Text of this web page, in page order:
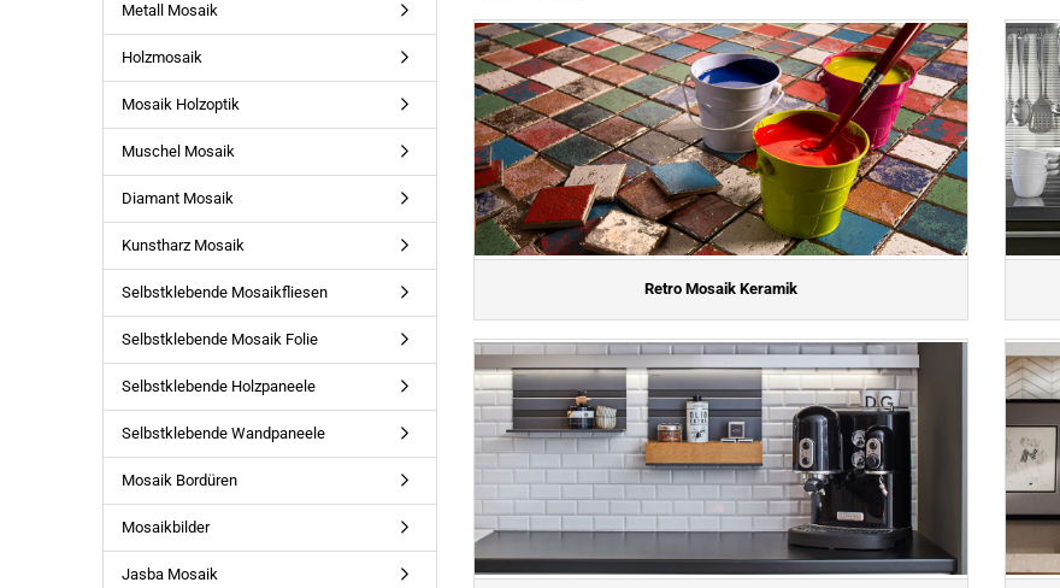
Retro Mosaik Keramik
Metall Mosaik
Holzmosaik
Mosaik Holzoptik
Muschel Mosaik
Diamant Mosaik
Kunstharz Mosaik
Selbstklebende Mosaikfliesen
Selbstklebende Mosaik Folie
Selbstklebende Holzpaneele
Selbstklebende Wandpaneele
Mosaik Bordüren
Mosaikbilder
Jasba Mosaik